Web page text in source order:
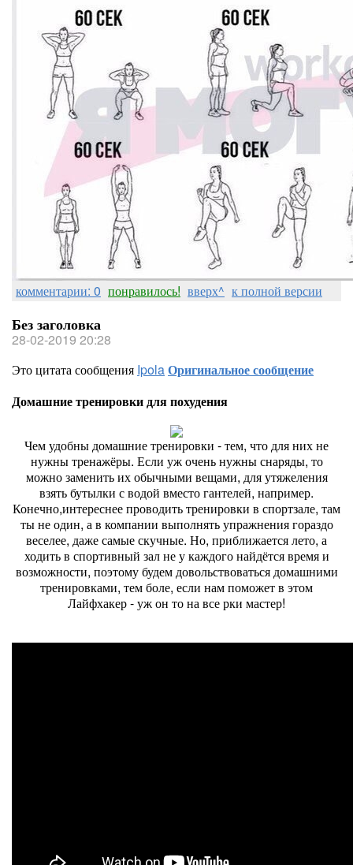
комментарии: 0 понравилось! вверх^ к полной версии
Без заголовка
28-02-2019 20:28
Это цитата сообщения IpolaОригинальное сообщение
Домашние тренировки для похудения
Чем удобны домашние тренировки - тем, что для них не
нужны тренажёры. Если уж очень нужны снаряды, то
можно заменить их обычными вещами, для утяжеления
взять бутылки с водой вместо гантелей, например.
Конечно,интереснее проводить тренировки в спортзале, там
ты не один, а в компании выполнять упражнения гораздо
веселее, даже самые скучные. Но, приближается лето, а
ходить в спортивный зал не у каждого найдётся время и
возможности, поэтому будем довольствоваться домашними
тренировками, тем боле, если нам поможет в этом
Лайфхакер - уж он то на все рки мастер!